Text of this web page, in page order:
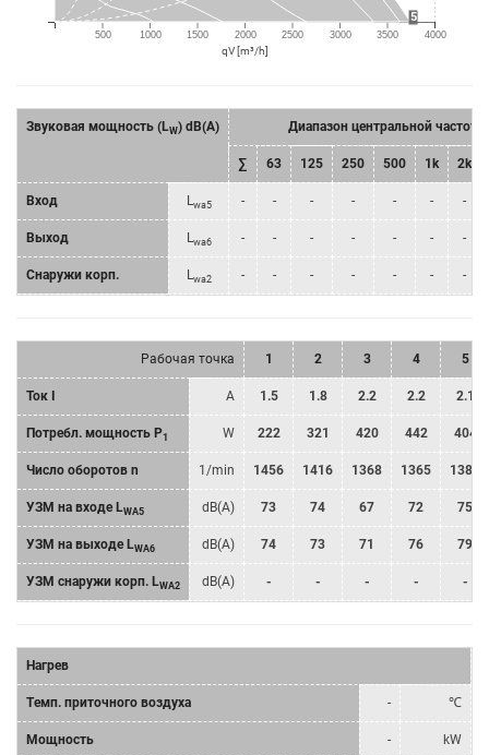
500 1000 1500 2000 2500 3000 3500 4000
qV [m³/h]
5
Звуковая мощность (LW) dB(A) Диапазон центральной частоты
∑ 63 125 250 500 1k 2k
Bход Lwa5 - - - - - - -
Bыход Lwa6 - - - - - - -
Снаружи корп. Lwa2 - - - - - - -
Рабочая точка 1 2 3 4 5
Ток I A 1.5 1.8 2.2 2.2 2.1
Потребл. мощность P1 W 222 321 420 442 404
Число оборотов n 1/min 1456 1416 1368 1365 1385
УЗМ на входе LWA5 dB(A) 73 74 67 72 75
УЗМ на выходе LWA6 dB(A) 74 73 71 76 79
УЗМ снаружи корп. LWA2 dB(A) - - - - -
Нагрев
Tемп. приточного воздуха - ℃
Мощность - kW